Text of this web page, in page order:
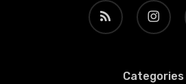
RSS instagram
Categories